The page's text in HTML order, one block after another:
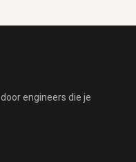
engineers die je